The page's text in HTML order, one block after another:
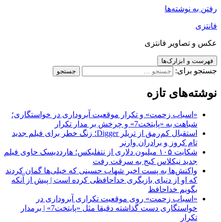
رفتن به نوشته‌ها
فانتزی
عکس و تصاویر فانتزی
فهرست و ابزارک‌ها
جستجو برای:
نوشته‌های تازه
«اسباب زحمت» و تکرار موقعیت آبروداری در خواستگاری؛
شباهت به «پایتخت7» و چرخش بر مدار تکرار
استقبال کم‌رمق از تریلر Digger؛ زنگ خطر برای فیلم جدید
تام کروز و برادران وارنر
شکایت ۱۰۵ میلیون دلاری از نتفلیکس؛ هارددیسک حاوی فیلم
جدید نیکلاس کیج به سرقت رفت
واکنش‌ها به پست اخیر شهاب حسینی که خیلی‌ها گمان کردند
که او از دنیای بازیگری خداحافظی کرده است | پیش از آنکه
بگویم خداحافظ
«اسباب زحمت» روی موقعیت تکراری آبروداری در
خواستگاری دست گذاشته دقیقا مثل «پایتخت7» | برمدار
تکرار